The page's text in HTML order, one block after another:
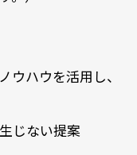
ウハウを活用し、
じない提案